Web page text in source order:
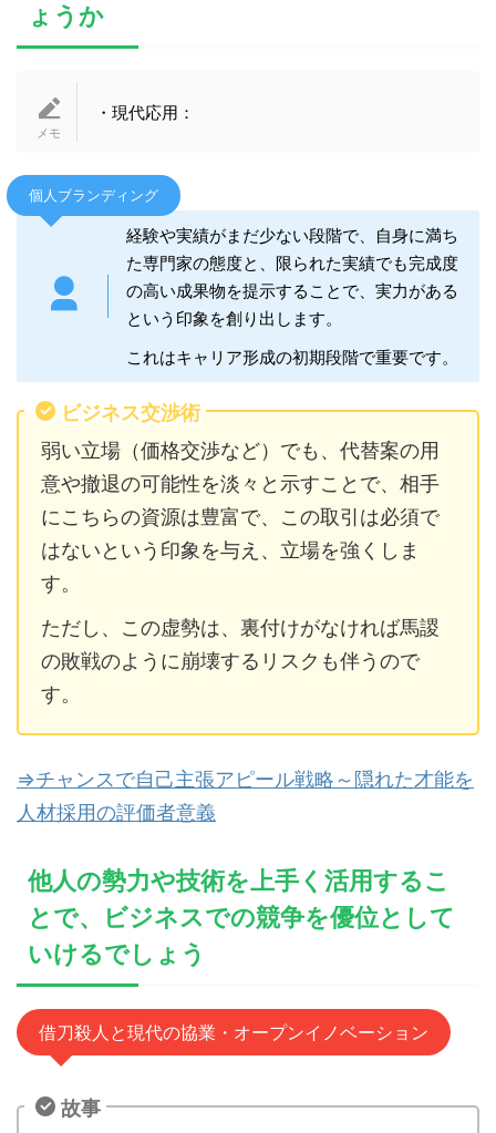
ょうか
・現代応用：
個人ブランディング
経験や実績がまだ少ない段階で、自身に満ち
た専門家の態度と、限られた実績でも完成度
の高い成果物を提示することで、実力がある
という印象を創り出します。
これはキャリア形成の初期段階で重要です。
ビジネス交渉術
弱い立場（価格交渉など）でも、代替案の用
意や撤退の可能性を淡々と示すことで、相手
にこちらの資源は豊富で、この取引は必須で
はないという印象を与え、立場を強くしま
す。
ただし、この虚勢は、裏付けがなければ馬謖
の敗戦のように崩壊するリスクも伴うので
す。
⇒チャンスで自己主張アピール戦略～隠れた才能を
人材採用の評価者意義
他人の勢力や技術を上手く活用するこ
とで、ビジネスでの競争を優位として
いけるでしょう
借刀殺人と現代の協業・オープンイノベーション
故事